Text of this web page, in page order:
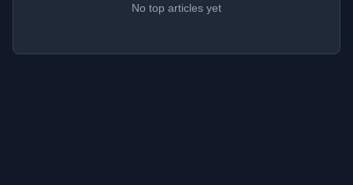
No top articles yet